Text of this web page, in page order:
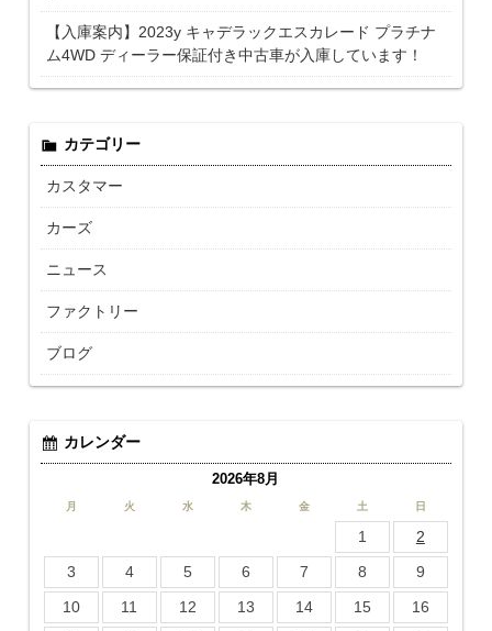
【入庫案内】2023y キャデラックエスカレード プラチナ
ム4WD ディーラー保証付き中古車が入庫しています！
カテゴリー
カスタマー
カーズ
ニュース
ファクトリー
ブログ
カレンダー
2026年8月
月 火 水 木 金 土 日
1
2
3
4 5 6 7 8
9
10
11 12 13 14 15
16